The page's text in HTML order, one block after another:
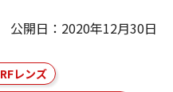
公開日：2020年12月30日
RFレンズ